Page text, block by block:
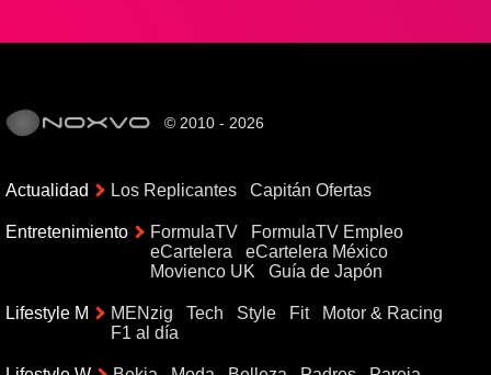
© 2010 - 2026
Actualidad Los Replicantes Capitán Ofertas
Entretenimiento FormulaTV
FormulaTV Empleo
eCartelera
eCartelera México
Movienco UK
Guía de Japón
Lifestyle M MENzig Tech Style Fit
Motor & Racing
F1 al día